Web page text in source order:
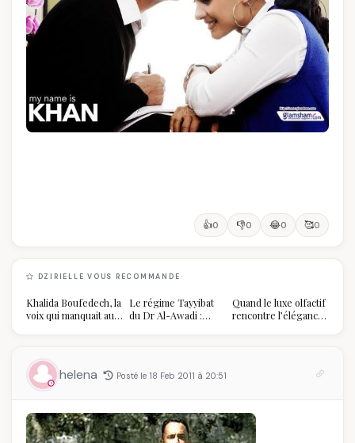
👍0 👎0 😂0 🥰0
DZIRIELLE VOUS RECOMMANDE
Khalida Boufedech, la
voix qui manquait au
Le régime Tayyibat
du Dr Al-Awadi :
vraiment savoir
Quand le luxe olfactif
rencontre l’élégance
helena Posté le 18 Feb 2011 à 20:51